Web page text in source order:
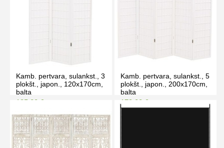
Kamb. pertvara, sulankst., 3
plokšt., japon., 120x170cm,
balta
135.00 €
Kaina prisijungus
PIRKTI
Kamb. pertvara, sulankst., 5
plokšt., japon., 200x170cm,
balta
179.00 €